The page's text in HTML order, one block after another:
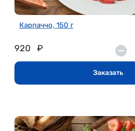
Карпаччо, 150 г
920 ₽
Заказать